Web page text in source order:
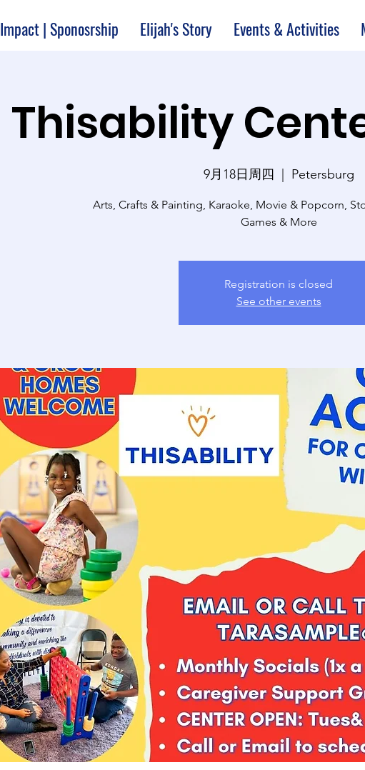
Impact | Sponosrship Elijah's Story Events & Activities
Thisability
9月18日周四
  |
Petersburg
Arts, Crafts & Painting, Karaoke, Movie & Popcorn,
Games & More
Registration is closed
See other events